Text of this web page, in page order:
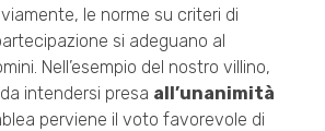
le norme su criteri di
si adeguano al
Nell’esempio del nostro villino,
intendersi presa all’unanimità
perviene il voto favorevole di